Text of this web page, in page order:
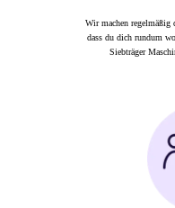
Wir machen regelmäßig
dass du dich rundum
Siebträger